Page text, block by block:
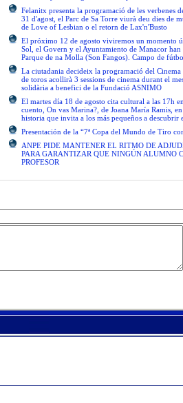
Felanitx presenta la programació de les verbenes
31 d'agost, el Parc de Sa Torre viurà deu dies de
de Love of Lesbian o el retorn de Lax'n'Busto
El próximo 12 de agosto viviremos un momento
Sol, el Govern y el Ayuntamiento de Manacor han
Parque de na Molla (Son Fangos). Campo de
La ciutadania decideix la programació del Cinema
de toros acollirà 3 sessions de cinema durant el
solidària a benefici de la Fundació ASNIMO
El martes día 18 de agosto cita cultural a las 17h
cuento, On vas Marina?, de Joana María Ramis,
historia que invita a los más pequeños a descubrir
Presentación de la “7ª Copa del Mundo de Tiro
ANPE PIDE MANTENER EL RITMO DE
PARA GARANTIZAR QUE NINGÚN ALUMNO
PROFESOR